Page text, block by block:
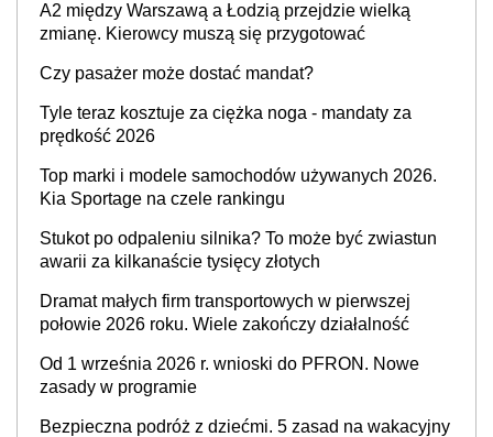
A2 między Warszawą a Łodzią przejdzie wielką
zmianę. Kierowcy muszą się przygotować
Czy pasażer może dostać mandat?
Tyle teraz kosztuje za ciężka noga - mandaty za
prędkość 2026
Top marki i modele samochodów używanych 2026.
Kia Sportage na czele rankingu
Stukot po odpaleniu silnika? To może być zwiastun
awarii za kilkanaście tysięcy złotych
Dramat małych firm transportowych w pierwszej
połowie 2026 roku. Wiele zakończy działalność
Od 1 września 2026 r. wnioski do PFRON. Nowe
zasady w programie
Bezpieczna podróż z dziećmi. 5 zasad na wakacyjny